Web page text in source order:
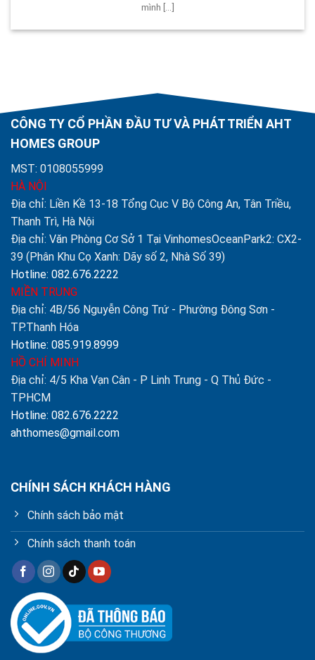
mình [...]
CÔNG TY CỔ PHẦN ĐẦU TƯ VÀ PHÁT TRIỂN AHT
HOMES GROUP
MST: 0108055999
HÀ NỘI
Địa chỉ: Liền Kề 13-18 Tổng Cục V Bộ Công An, Tân Triều,
Thanh Trì, Hà Nội
Địa chỉ: Văn Phòng Cơ Sở 1 Tại VinhomesOceanPark2: CX2-
39 (Phân Khu Cọ Xanh: Dãy số 2, Nhà Số 39)
Hotline: 082.676.2222
MIỀN TRUNG
Địa chỉ: 4B/56 Nguyễn Công Trứ - Phường Đông Sơn -
TP.Thanh Hóa
Hotline: 085.919.8999
HỒ CHÍ MINH
Địa chỉ: 4/5 Kha Vạn Cân - P Linh Trung - Q Thủ Đức -
TPHCM
Hotline: 082.676.2222
ahthomes@gmail.com
CHÍNH SÁCH KHÁCH HÀNG
Chính sách bảo mật
Chính sách thanh toán